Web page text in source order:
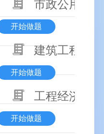
市政公用工
开始做题
建筑工程技术
开始做题
工程经济
开始做题